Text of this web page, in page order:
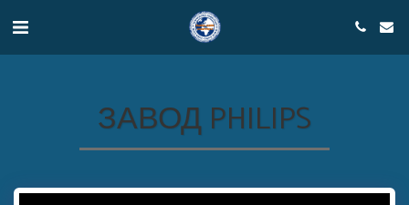
ЗАВОД PHILIPS